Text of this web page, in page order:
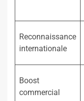
Reconnaissance
internationale
Boost
commercial